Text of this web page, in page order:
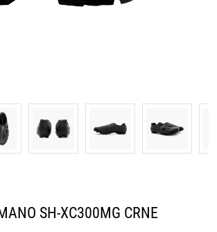
SH-XC300MG CRNE